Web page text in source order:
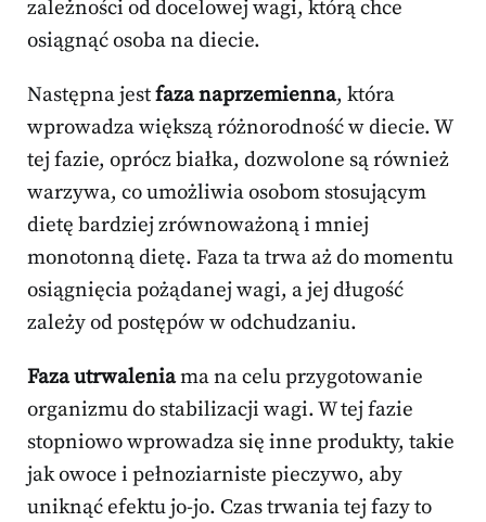
zależności od docelowej wagi, którą chce
osiągnąć osoba na diecie.
Następna jestfaza naprzemienna, która
wprowadza większą różnorodność w diecie. W
tej fazie, oprócz białka, dozwolone są również
warzywa, co umożliwia osobom stosującym
dietę bardziej zrównoważoną i mniej
monotonną dietę. Faza ta trwa aż do momentu
osiągnięcia pożądanej wagi, a jej długość
zależy od postępów w odchudzaniu.
Faza utrwaleniama na celu przygotowanie
organizmu do stabilizacji wagi. W tej fazie
stopniowo wprowadza się inne produkty, takie
jak owoce i pełnoziarniste pieczywo, aby
uniknąć efektu jo-jo. Czas trwania tej fazy to